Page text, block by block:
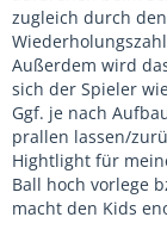
zugleich durch
Außerdem wird
sich der Spieler
Ggf. je nach
prallen lassen/
Hightlight für
Ball hoch vorlege
macht den Kids